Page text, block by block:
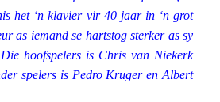
het ‘n klavier vir 40 jaar in ‘n grot
as iemand se hartstog sterker as sy
hoofspelers is Chris van Niekerk
spelers is Pedro Kruger en Albert